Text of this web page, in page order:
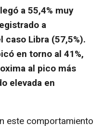
a 55,4% muy
a
caso Libra (57,5%).
en torno al 41%,
al pico más
elevada en
este comportamiento